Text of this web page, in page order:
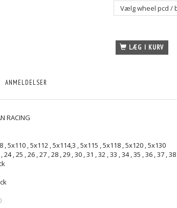
LÆG I KURV
ANMELDELSER
,5x110 ,5x112 ,5x114,3 ,5x115 ,5x118 ,5x120 ,5x130
,24,25 ,26 ,27 ,28 ,29 ,30 ,31 ,32 ,33 ,34,35 ,36 ,37 ,38